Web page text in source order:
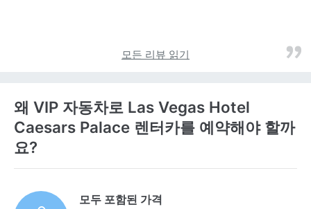
모든 리뷰 읽기
왜 VIP 자동차로 Las Vegas Hotel
Caesars Palace 렌터카를 예약해야 할까
요?
모두 포함된 가격